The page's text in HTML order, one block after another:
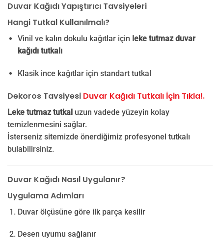
Duvar Kağıdı Yapıştırıcı Tavsiyeleri
Hangi Tutkal Kullanılmalı?
Vinil ve kalın dokulu kağıtlar için leke tutmaz duvar
kağıdı tutkalı
Klasik ince kağıtlar için standart tutkal
Dekoros Tavsiyesi Duvar Kağıdı Tutkalı İçin Tıkla!.
Leke tutmaz tutkal uzun vadede yüzeyin kolay
temizlenmesini sağlar.
İsterseniz sitemizde önerdiğimiz profesyonel tutkalı
bulabilirsiniz.
Duvar Kağıdı Nasıl Uygulanır?
Uygulama Adımları
Duvar ölçüsüne göre ilk parça kesilir
Desen uyumu sağlanır